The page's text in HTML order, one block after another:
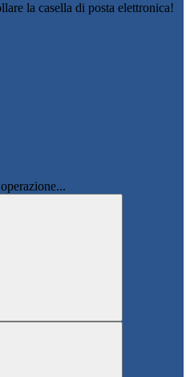
la casella di posta elettronica!